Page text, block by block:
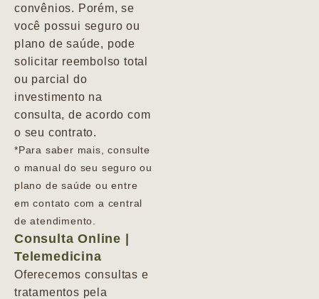
convênios. Porém, se
você possui seguro ou
plano de saúde, pode
solicitar reembolso total
ou parcial do
investimento na
consulta, de acordo com
o seu contrato.
*Para saber mais, consulte
o manual do seu seguro ou
plano de saúde ou entre
em contato com a central
de atendimento.
Consulta Online |
Telemedicina
Oferecemos consultas e
tratamentos pela